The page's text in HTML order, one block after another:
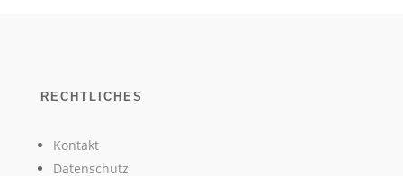
RECHTLICHES
Kontakt
Datenschutz